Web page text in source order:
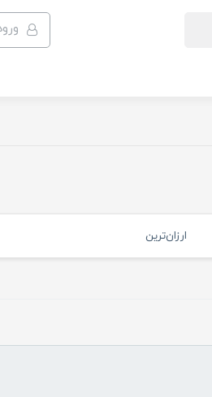
ارزان‌ترین